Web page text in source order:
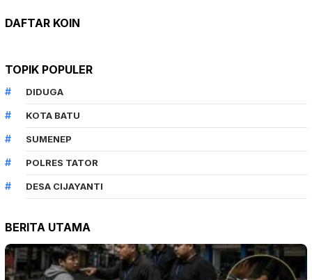
DAFTAR KOIN
TOPIK POPULER
DIDUGA
KOTA BATU
SUMENEP
POLRES TATOR
DESA CIJAYANTI
BERITA UTAMA